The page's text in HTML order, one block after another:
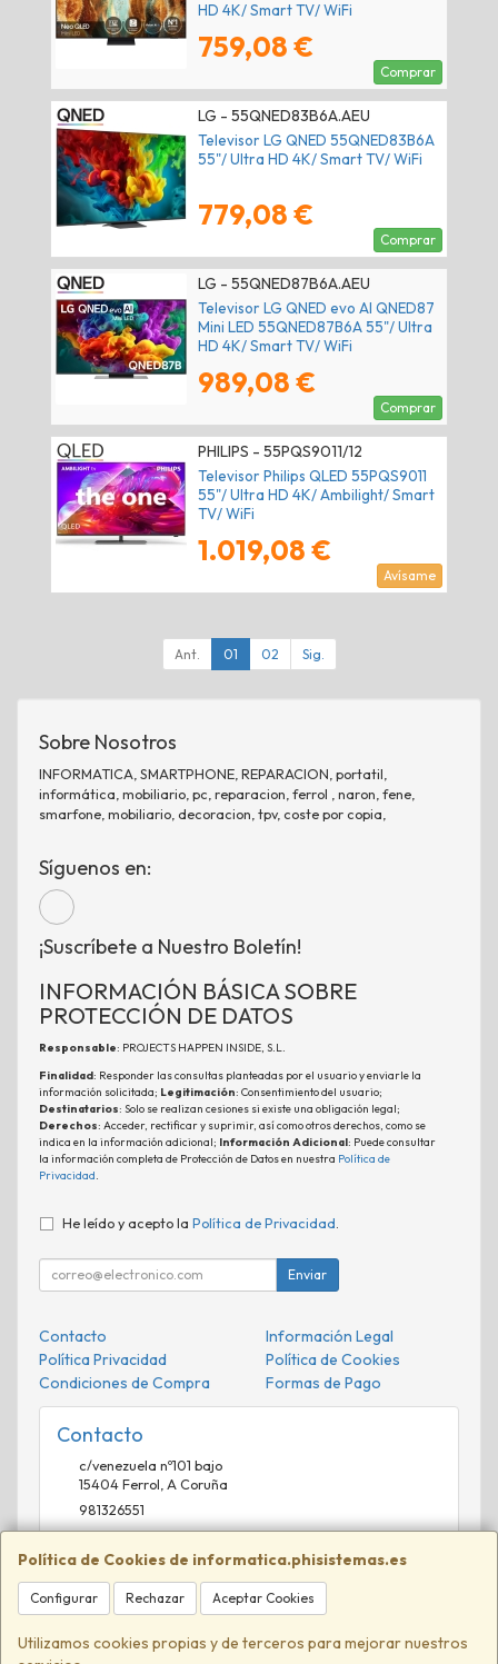
HD 4K/ Smart TV/ WiFi
759,08 €
Comprar
LG - 55QNED83B6A.AEU
Televisor LG QNED 55QNED83B6A
55"/ Ultra HD 4K/ Smart TV/ WiFi
779,08 €
Comprar
LG - 55QNED87B6A.AEU
Televisor LG QNED evo AI QNED87
Mini LED 55QNED87B6A 55"/ Ultra
HD 4K/ Smart TV/ WiFi
989,08 €
Comprar
PHILIPS - 55PQS9011/12
Televisor Philips QLED 55PQS9011
55"/ Ultra HD 4K/ Ambilight/ Smart
TV/ WiFi
1.019,08 €
Avísame
Ant. 01 02 Sig.
Política de Cookies de informatica.phisistemas.es
Configurar Rechazar Aceptar Cookies
Utilizamos cookies propias y de terceros para mejorar nuestros
Sobre Nosotros
INFORMATICA, SMARTPHONE, REPARACION, portatil,
informática, mobiliario, pc, reparacion, ferrol , naron, fene,
smarfone, mobiliario, decoracion, tpv, coste por copia,
Síguenos en:
¡Suscríbete a Nuestro Boletín!
INFORMACIÓN BÁSICA SOBRE
PROTECCIÓN DE DATOS
Responsable: PROJECTS HAPPEN INSIDE, S.L.
Finalidad: Responder las consultas planteadas por el usuario y enviarle la
información solicitada; Legitimación: Consentimiento del usuario;
Destinatarios: Solo se realizan cesiones si existe una obligación legal;
Derechos: Acceder, rectificar y suprimir, así como otros derechos, como se
indica en la información adicional; Información Adicional: Puede consultar
la información completa de Protección de Datos en nuestra Política de
Privacidad.
He leído y acepto la Política de Privacidad
Enviar
Contacto
Información Legal
Política Privacidad
Política de Cookies
Condiciones de Compra
Formas de Pago
Contacto
c/venezuela nº101 bajo
15404Ferrol A Coruña
981326551
comercial@phisistemas.es
Horario
09:00-13:00 16:00-20:00